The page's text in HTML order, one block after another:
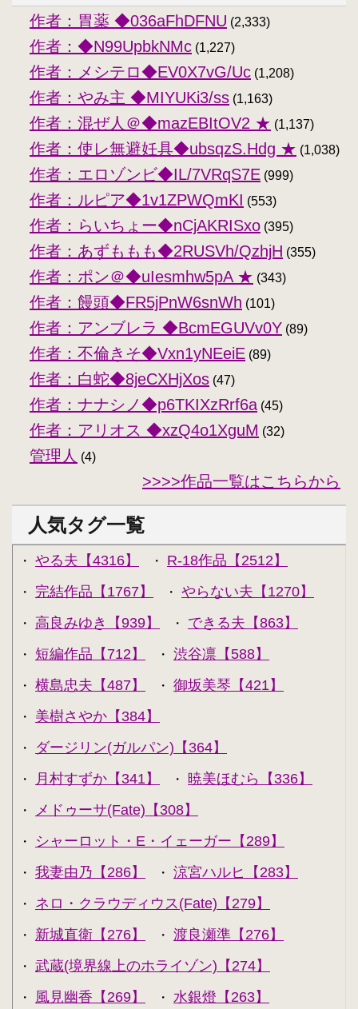
作者：胃薬 ◆036aFhDFNU (2,333)
作者：◆N99UpbkNMc (1,227)
作者：メシテロ◆EV0X7vG/Uc (1,208)
作者：やみ主 ◆MIYUKi3/ss (1,163)
作者：混ぜ人＠◆mazEBItOV2 ★ (1,137)
作者：使レ無避妊具◆ubsqzS.Hdg ★ (1,038)
作者：エロゾンビ◆IL/7VRqS7E (999)
作者：ルピア◆1v1ZPWQmKI (553)
作者：らいちょー◆nCjAKRISxo (395)
作者：あずももも◆2RUSVh/QzhjH (355)
作者：ポン＠◆uIesmhw5pA ★ (343)
作者：饅頭◆FR5jPnW6snWh (101)
作者：アンブレラ ◆BcmEGUVv0Y (89)
作者：不倫きそ◆Vxn1yNEeiE (89)
作者：白蛇◆8jeCXHjXos (47)
作者：ナナシノ◆p6TKIXzRrf6a (45)
作者：アリオス ◆xzQ4o1XguM (32)
管理人 (4)
>>>>作品一覧はこちらから
人気タグ一覧
・ やる夫【4316】 ・ R-18作品【2512】
・ 完結作品【1767】 ・ やらない夫【1270】
・ 高良みゆき【939】 ・ できる夫【863】
・ 短編作品【712】 ・ 渋谷凛【588】
・ 横島忠夫【487】 ・ 御坂美琴【421】
・ 美樹さやか【384】
・ ダージリン(ガルパン)【364】
・ 月村すずか【341】 ・ 暁美ほむら【336】
・ メドゥーサ(Fate)【308】
・ シャーロット・E・イェーガー【289】
・ 我妻由乃【286】 ・ 涼宮ハルヒ【283】
・ ネロ・クラウディウス(Fate)【279】
・ 新城直衛【276】 ・ 渡良瀬準【276】
・ 武蔵(境界線上のホライゾン)【274】
・ 風見幽香【269】 ・ 水銀燈【263】